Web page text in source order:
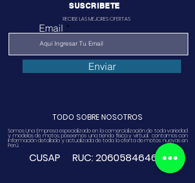
SUSCRIBETE
RECIBE LAS MEJORES OFERTAS
Email
Enviar
TODO SOBRE NOSOTROS
Somos Una Empresa especializado en la comercialización de toda variedad
y modelos de motos, poseemos una tienda física y virtual. contamos con
información detallada y actualizada de toda la oferta de motos nuevas en
Perú.
CUSAP RUC:20605846468